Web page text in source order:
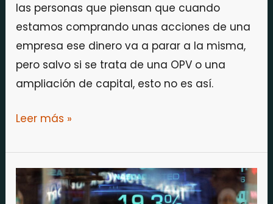
las personas que piensan que cuando
estamos comprando unas acciones de una
empresa ese dinero va a parar a la misma,
pero salvo si se trata de una OPV o una
ampliación de capital, esto no es así.
Leer más »
Principales
ratios